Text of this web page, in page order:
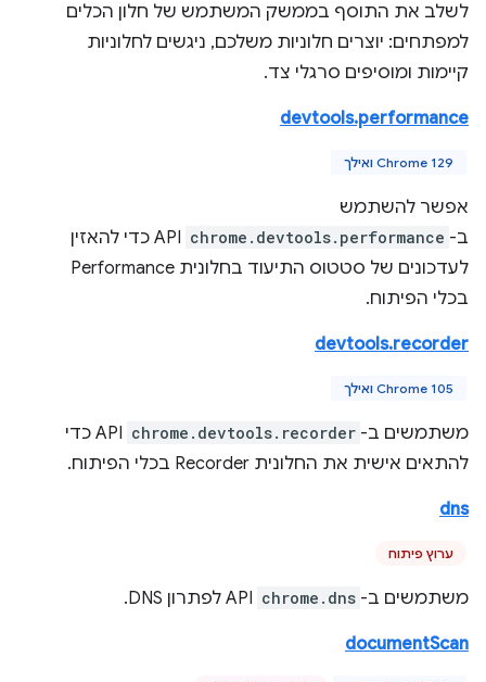
לשלב את התוסף בממשק המשתמש של חלון הכלים
למפתחים: יוצרים חלוניות משלכם, ניגשים לחלוניות
קיימות ומוסיפים סרגלי צד.
devtools.performance
Chrome 129 ואילך
אפשר להשתמש
ב- chrome.devtools.performance
API כדי להאזין
לעדכונים של סטטוס התיעוד בחלונית Performance
בכלי הפיתוח.
devtools.recorder
Chrome 105 ואילך
משתמשים ב- chrome.devtools.recorder
API כדי
להתאים אישית את החלונית Recorder בכלי הפיתוח.
dns
ערוץ פיתוח
משתמשים ב- chrome.dns
documentScan